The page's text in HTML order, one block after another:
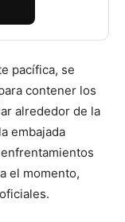
pacífica, se
contener los
alrededor de la
embajada
el momento,